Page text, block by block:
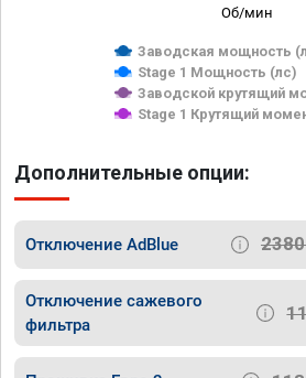
Об/мин
Заводская мощность
Stage 1 Мощность (лс)
Заводской крутящий
Stage 1 Крутящий
Дополнительные опции:
Отключение AdBlue
Отключение сажевого
фильтра